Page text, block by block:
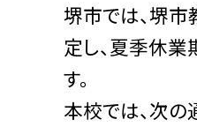
堺市では、堺市
定し、夏季休
す。
本校では、次の